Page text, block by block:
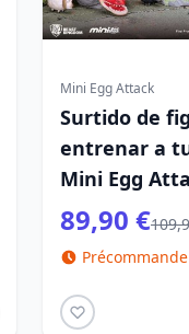
Mini Egg Attack
Surtido de
entrenar a
Mini Egg
cm
89,90 €